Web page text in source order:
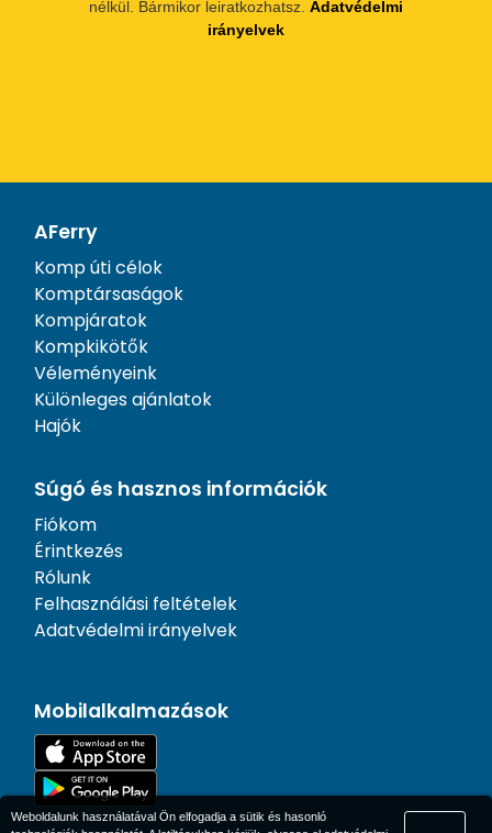
nélkül. Bármikor leiratkozhatsz. Adatvédelmi
irányelvek
AFerry
Komp úti célok
Komptársaságok
Kompjáratok
Kompkikötők
Véleményeink
Különleges ajánlatok
Hajók
Súgó és hasznos információk
Fiókom
Érintkezés
Rólunk
Felhasználási feltételek
Adatvédelmi irányelvek
Mobilalkalmazások
Weboldalunk használatával Ön elfogadja a sütik és hasonló